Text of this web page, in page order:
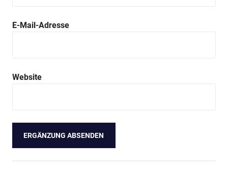
E-Mail-Adresse
Website